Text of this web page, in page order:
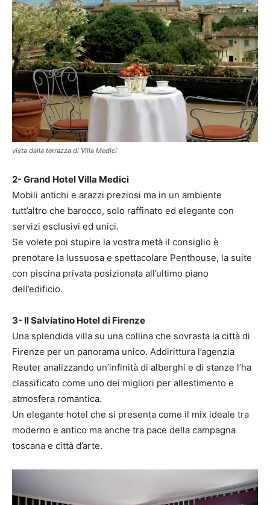
vista dalla terrazza di Villa Medici
2- Grand Hotel Villa Medici
Mobili antichi e arazzi preziosi ma in un ambiente
tutt’altro che barocco, solo raffinato ed elegante con
servizi esclusivi ed unici.
Se volete poi stupire la vostra metà il consiglio è
prenotare la lussuosa e spettacolare Penthouse, la suite
con piscina privata posizionata all’ultimo piano
dell’edificio.
3- Il Salviatino Hotel di Firenze
Una splendida villa su una collina che sovrasta la città di
Firenze per un panorama unico. Addirittura l’agenzia
Reuter analizzando un’infinità di alberghi e di stanze l’ha
classificato come uno dei migliori per allestimento e
atmosfera romantica.
Un elegante hotel che si presenta come il mix ideale tra
moderno e antico ma anche tra pace della campagna
toscana e città d’arte.